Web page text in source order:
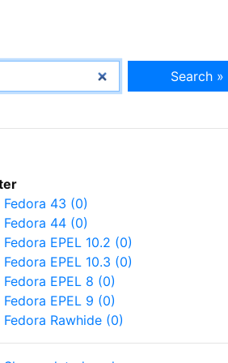
Search »
Fedora 43 (0)
Fedora 44 (0)
Fedora EPEL 10.2 (0)
Fedora EPEL 10.3 (0)
Fedora EPEL 8 (0)
Fedora EPEL 9 (0)
Fedora Rawhide (0)